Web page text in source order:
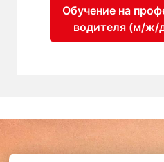
Обучение на
водителя (м/ж/